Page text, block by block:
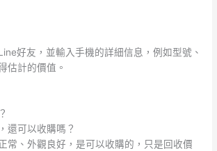
好友，並輸入手機的詳細信息，例如型號、
估計的價值。
還可以收購嗎？
常、外觀良好，是可以收購的，只是回收價